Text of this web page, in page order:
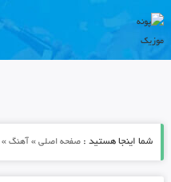
شما اینجا هستید : صفحه اصلی» آهنگ»